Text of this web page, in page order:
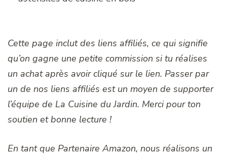
Cette page inclut des liens affiliés, ce qui signifie
qu’on gagne une petite commission si tu réalises
un achat après avoir cliqué sur le lien. Passer par
un de nos liens affiliés est un moyen de supporter
l’équipe de La Cuisine du Jardin. Merci pour ton
soutien et bonne lecture !
En tant que Partenaire Amazon, nous réalisons un